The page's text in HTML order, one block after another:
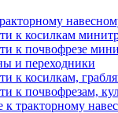
к косилкам
к почвофрезе
и переходники
к косилкам,
к почвофрезам,
к тракторному